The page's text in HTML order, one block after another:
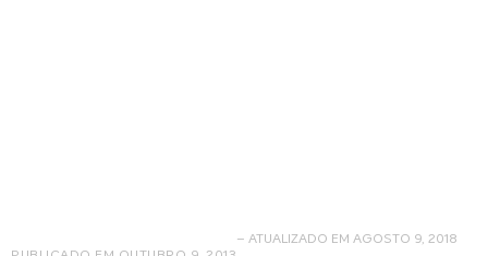
– ATUALIZADO EM AGOSTO 9, 2018